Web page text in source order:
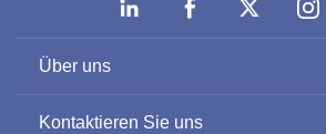
Über uns
Kontaktieren Sie uns